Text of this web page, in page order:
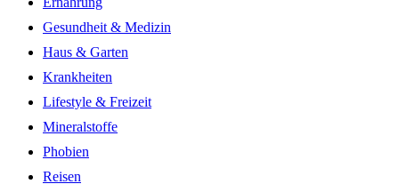
Gesundheit & Medizin
Haus & Garten
Krankheiten
Lifestyle & Freizeit
Mineralstoffe
Phobien
Reisen